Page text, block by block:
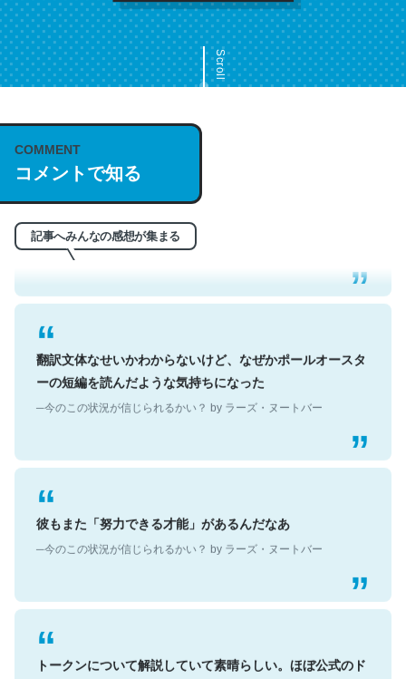
Scroll
COMMENT
コメントで知る
記事へみんなの感想が集まる
これは名文。彼はとてもクレバーなんだろうなと凄く思
う。英語少しでも読める人は原文もお勧め。自分はこの流
─今のこの状況が信じられるかい？ by ラーズ・ヌートバー
翻訳文体なせいかわからないけど、なぜかポールオースタ
ーの短編を読んだような気持ちになった
彼もまた「努力できる才能」があるんだなあ
トークンについて解説していて素晴らしい。ほぼ公式のド